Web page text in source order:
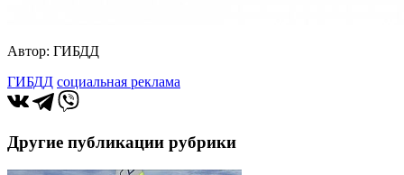
Автор: ГИБДД
ГИБДД социальная реклама
Другие публикации рубрики